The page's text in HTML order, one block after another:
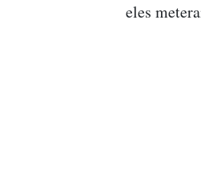
eles